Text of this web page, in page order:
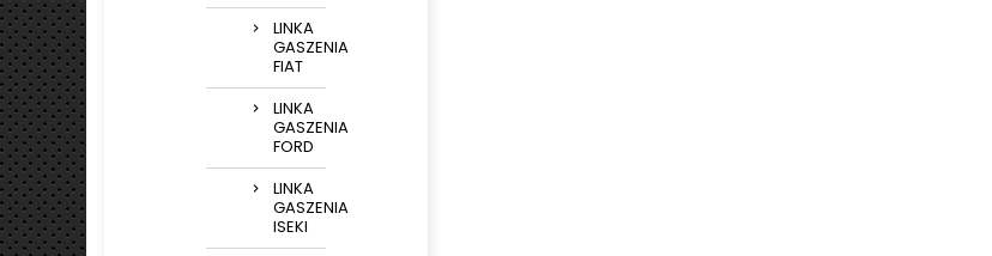
LINKA
GASZENIA
FIAT
LINKA
GASZENIA
FORD
LINKA
GASZENIA
ISEKI